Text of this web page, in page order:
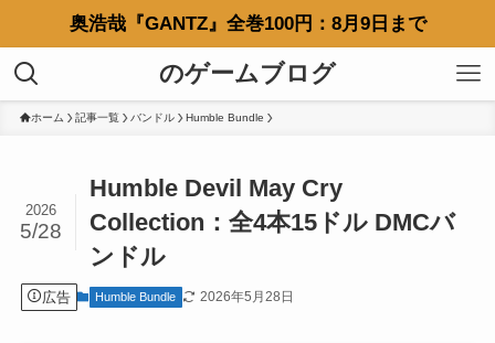
奥浩哉『GANTZ』全巻100円：8月9日まで
のゲームブログ
ホーム 記事一覧 バンドル Humble Bundle
Humble Devil May Cry
Collection：全4本15ドル DMCバ
ンドル
2026
5/28
広告 Humble Bundle 2026年5月28日